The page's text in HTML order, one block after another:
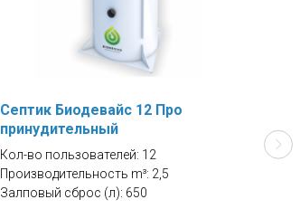
Септик Биодевайс 12 Про
принудительный
Кол-во пользователей: 12
Производительность m³: 2,5
Залповый сброс (л): 650
Кол-